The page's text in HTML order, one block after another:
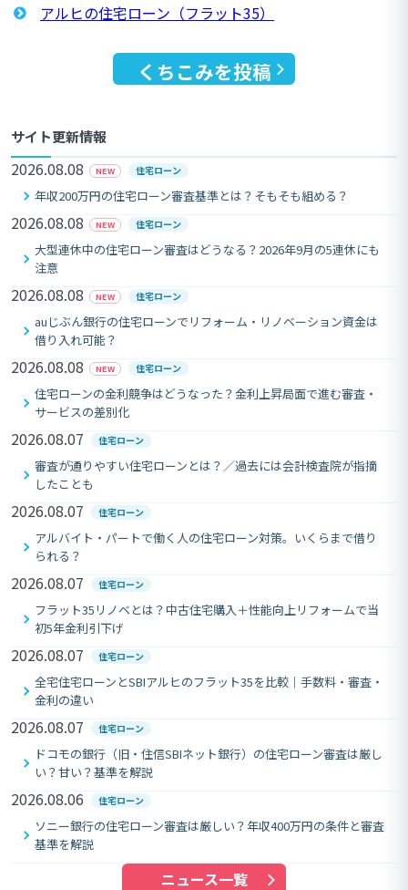
アルヒの住宅ローン（フラット35）
くちこみを投稿
サイト更新情報
2026.08.08 NEW 住宅ローン
年収200万円の住宅ローン審査基準とは？そもそも組める？
2026.08.08 NEW 住宅ローン
大型連休中の住宅ローン審査はどうなる？2026年9月の5連休にも
注意
2026.08.08 NEW 住宅ローン
auじぶん銀行の住宅ローンでリフォーム・リノベーション資金は
借り入れ可能？
2026.08.08 NEW 住宅ローン
住宅ローンの金利競争はどうなった？金利上昇局面で進む審査・
サービスの差別化
2026.08.07 住宅ローン
審査が通りやすい住宅ローンとは？／過去には会計検査院が指摘
したことも
2026.08.07 住宅ローン
アルバイト・パートで働く人の住宅ローン対策。いくらまで借り
られる？
2026.08.07 住宅ローン
フラット35リノベとは？中古住宅購入＋性能向上リフォームで当
初5年金利引下げ
2026.08.07 住宅ローン
全宅住宅ローンとSBIアルヒのフラット35を比較｜手数料・審査・
金利の違い
2026.08.07 住宅ローン
ドコモの銀行（旧・住信SBIネット銀行）の住宅ローン審査は厳し
い？甘い？基準を解説
2026.08.06 住宅ローン
ソニー銀行の住宅ローン審査は厳しい？年収400万円の条件と審査
基準を解説
ニュース一覧